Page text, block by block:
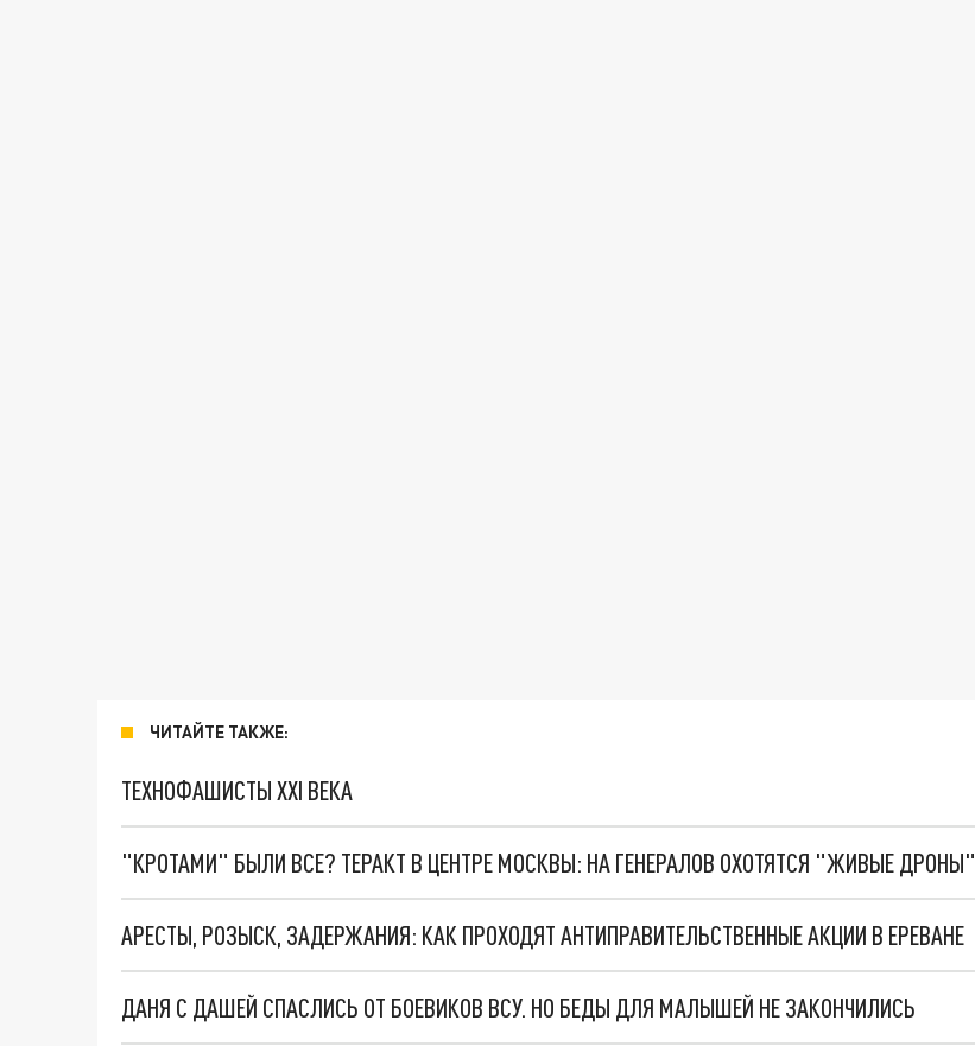
ЧИТАЙТЕ ТАКЖЕ:
ТЕХНОФАШИСТЫ XXI ВЕКА
"КРОТАМИ" БЫЛИ ВСЕ? ТЕРАКТ В ЦЕНТРЕ МОСКВЫ: НА ГЕНЕРАЛОВ ОХОТЯТСЯ "ЖИВЫЕ ДРОНЫ"
АРЕСТЫ, РОЗЫСК, ЗАДЕРЖАНИЯ: КАК ПРОХОДЯТ АНТИПРАВИТЕЛЬСТВЕННЫЕ АКЦИИ В ЕРЕВАНЕ
ДАНЯ С ДАШЕЙ СПАСЛИСЬ ОТ БОЕВИКОВ ВСУ. НО БЕДЫ ДЛЯ МАЛЫШЕЙ НЕ ЗАКОНЧИЛИСЬ